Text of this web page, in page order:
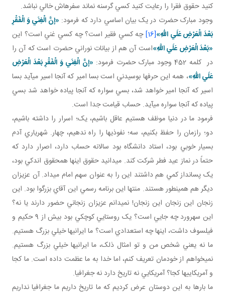
کنيد حقوق فقرا را رعايت کنيد کسي گرسنه نماند سفره اش خالي نباشد.
وجود مبارک حضرت در يک بيان اساسي دارد که فرمود: «إنَّ الْغِنَي وَ الْفَقْرِ
بَعْدَ الْعَرْضِ عَلَي اللهِ»[16]
چه کسي فقير است؟ چه کسي غني است؟ اين
«بَعْدَ الْعَرْضِ عَلَي اللهِ»است آن هم از بيانات نوراني حضرت است که آن را
در کلمه 452 وجود مبارک حضرت فرمود:
«إنَّ الْغِنَي وَ الْفَقْرِ بَعْدَ الْعَرْضِ
عَلَي اللهِ»، همه اين حرف ها بوسيدني است بسا امير که آنجا اسير مي آيد بسا
اسير که آنجا امير خواهد شد، بسي سواره که آنجا پياده خواهد شد بسي
پياده که آنجا سواره مي آيد. حساب قيامت جدا است.
فرمود ما در دنيا موظف هستيم عاقل باشيم، يک؛ اسرار را داشته باشيم،
دو؛ رازمان را حفظ بکنيم، سه؛ نفوذي ها را راه ندهيم، چهار. شهرياري آدم
بسيار خوبي بود، استاد دانشگاه بود سالانه حساب دارد، اصرار دارد که
حتماً در نماز عيد فطر شرکت کند. مي دانيد حقوق اينها همحقوق اندکي بود،
يک پس انداز کمي هم داشتند اين را به عنوان سهم امام ­می­داد. آن عزيزان
ديگر هم همين طور هستند. منتها اين برنامه رسمي اين آقاي بزرگوا بود. اين
زنجان اين زنجان اين زنجان! نمي دانم عزيزان زنجاني حضور دارند يا نه؟
اين سهرورد چه جايي است؟ يک روستايي کوچکي بود بيش از 9 حکيم و
فيلسوف داشت، اينها چه استعدادي است؟ ما ايراني ها خيلي بزرگ هستيم.
ما نه يعني شخص من و تو امثال ذلک، ما ايراني ها خيلي بزرگ هستيم.
نمي خواهم از خودمان تعريف کنم، اما خدا به ما عظمت داده است. ما کجا
و آمريکايي ها کجا؟ آمريکايي نه تاريخ دارد نه جغرافيا.
ما بارها به اين دوستان عرض کرديم که ما تاريخ داريم ما جغرافيا نداريم